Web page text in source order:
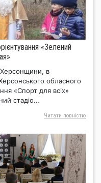
«Зелений
Херсонщини, в
обласного
«Спорт для всіх»
стадіо…
Читати повнiстю